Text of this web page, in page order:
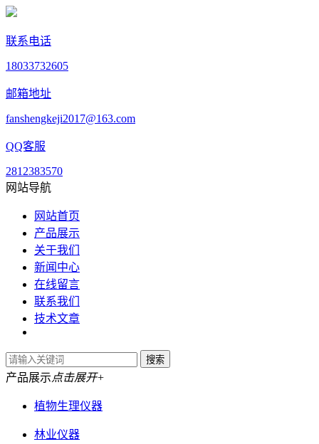
联系电话
18033732605
邮箱地址
fanshengkeji2017@163.com
QQ客服
2812383570
网站导航
网站首页
产品展示
关于我们
新闻中心
在线留言
联系我们
技术文章
产品展示点击展开+
植物生理仪器
林业仪器